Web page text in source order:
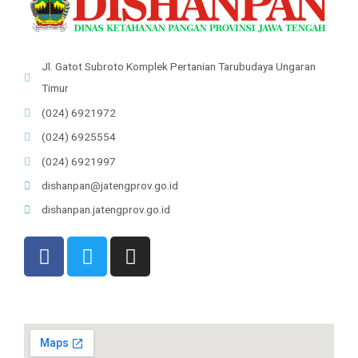
Jl. Gatot Subroto Komplek Pertanian Tarubudaya Ungaran
Timur
(024) 6921972
(024) 6925554
(024) 6921997
dishanpan@jatengprov.go.id
dishanpan.jatengprov.go.id
F
a
b
o
T
w
t
I
n
a